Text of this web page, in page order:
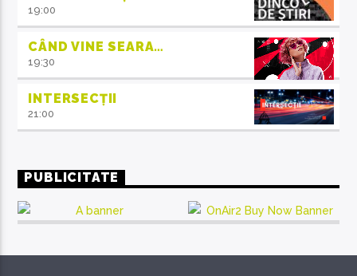
19:00
CÂND VINE SEARA…
19:30
INTERSECȚII
21:00
PUBLICITATE